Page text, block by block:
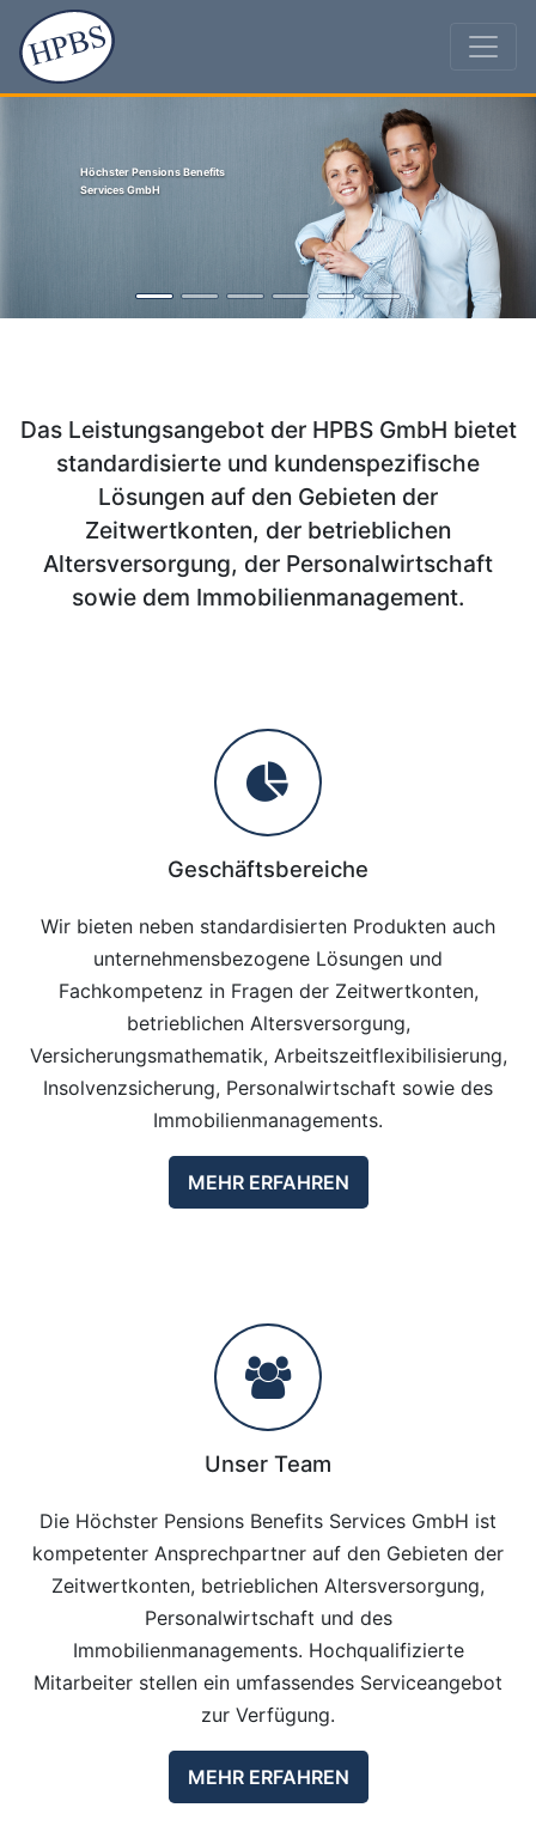
Höchster Pensions Benefits
Services GmbH
Previous
Das Leistungsangebot der HPBS GmbH bietet
standardisierte und kundenspezifische
Lösungen auf den Gebieten der
Zeitwertkonten, der betrieblichen
Altersversorgung, der Personalwirtschaft
sowie dem Immobilienmanagement.
Geschäftsbereiche
Wir bieten neben standardisierten Produkten auch
unternehmensbezogene Lösungen und
Fachkompetenz in Fragen der Zeitwertkonten,
betrieblichen Altersversorgung,
Versicherungsmathematik, Arbeitszeitflexibilisierung,
Insolvenzsicherung, Personalwirtschaft sowie des
Immobilienmanagements.
MEHR ERFAHREN
Unser Team
Die Höchster Pensions Benefits Services GmbH ist
kompetenter Ansprechpartner auf den Gebieten der
Zeitwertkonten, betrieblichen Altersversorgung,
Personalwirtschaft und des
Immobilienmanagements. Hochqualifizierte
Mitarbeiter stellen ein umfassendes Serviceangebot
zur Verfügung.
MEHR ERFAHREN